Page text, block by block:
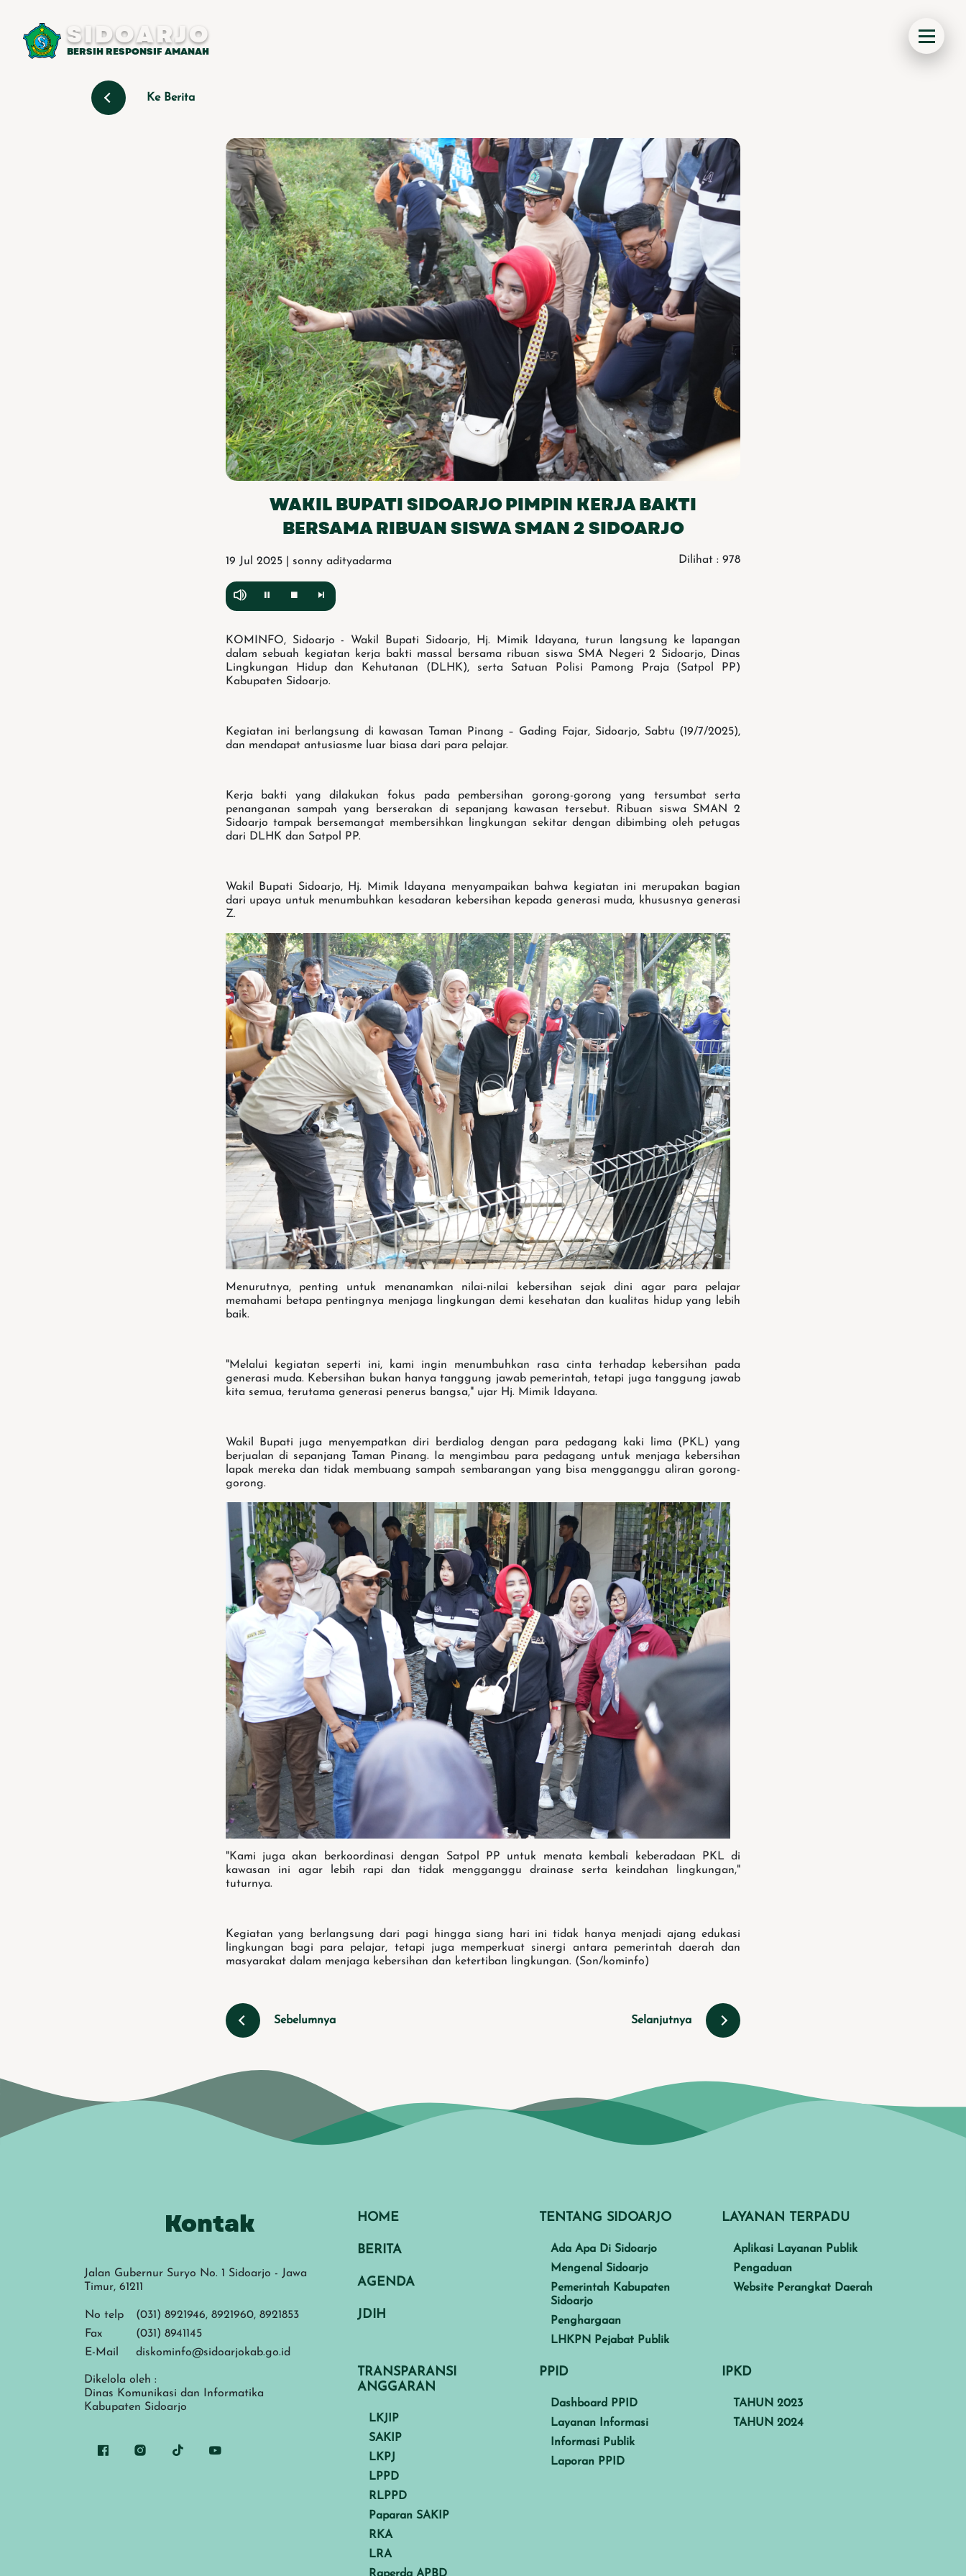
SIDOARJO
BERSIH RESPONSIF AMANAH
Ke Berita
WAKIL BUPATI SIDOARJO PIMPIN KERJA BAKTI
BERSAMA RIBUAN SISWA SMAN 2 SIDOARJO
19 Jul 2025 | sonny adityadarma Dilihat : 978
KOMINFO, Sidoarjo - Wakil Bupati Sidoarjo, Hj. Mimik Idayana, turun langsung ke lapangan
dalam sebuah kegiatan kerja bakti massal bersama ribuan siswa SMA Negeri 2 Sidoarjo, Dinas
Lingkungan Hidup dan Kehutanan (DLHK), serta Satuan Polisi Pamong Praja (Satpol PP)
Kabupaten Sidoarjo.
Kegiatan ini berlangsung di kawasan Taman Pinang – Gading Fajar, Sidoarjo, Sabtu (19/7/2025),
dan mendapat antusiasme luar biasa dari para pelajar.
Kerja bakti yang dilakukan fokus pada pembersihan gorong-gorong yang tersumbat serta
penanganan sampah yang berserakan di sepanjang kawasan tersebut. Ribuan siswa SMAN 2
Sidoarjo tampak bersemangat membersihkan lingkungan sekitar dengan dibimbing oleh petugas
dari DLHK dan Satpol PP.
Wakil Bupati Sidoarjo, Hj. Mimik Idayana menyampaikan bahwa kegiatan ini merupakan bagian
dari upaya untuk menumbuhkan kesadaran kebersihan kepada generasi muda, khususnya generasi
Z.
Menurutnya, penting untuk menanamkan nilai-nilai kebersihan sejak dini agar para pelajar
memahami betapa pentingnya menjaga lingkungan demi kesehatan dan kualitas hidup yang lebih
baik.
"Melalui kegiatan seperti ini, kami ingin menumbuhkan rasa cinta terhadap kebersihan pada
generasi muda. Kebersihan bukan hanya tanggung jawab pemerintah, tetapi juga tanggung jawab
kita semua, terutama generasi penerus bangsa," ujar Hj. Mimik Idayana.
Wakil Bupati juga menyempatkan diri berdialog dengan para pedagang kaki lima (PKL) yang
berjualan di sepanjang Taman Pinang. Ia mengimbau para pedagang untuk menjaga kebersihan
lapak mereka dan tidak membuang sampah sembarangan yang bisa mengganggu aliran gorong-
gorong.
"Kami juga akan berkoordinasi dengan Satpol PP untuk menata kembali keberadaan PKL di
kawasan ini agar lebih rapi dan tidak mengganggu drainase serta keindahan lingkungan,"
tuturnya.
Kegiatan yang berlangsung dari pagi hingga siang hari ini tidak hanya menjadi ajang edukasi
lingkungan bagi para pelajar, tetapi juga memperkuat sinergi antara pemerintah daerah dan
masyarakat dalam menjaga kebersihan dan ketertiban lingkungan. (Son/kominfo)
Sebelumnya Selanjutnya
Kontak
Jalan Gubernur Suryo No. 1 Sidoarjo - Jawa
Timur, 61211
No telp
(031) 8921946, 8921960, 8921853
Fax
(031) 8941145
E-Mail
diskominfo@sidoarjokab.go.id
Dikelola oleh :
Dinas Komunikasi dan Informatika
Kabupaten Sidoarjo
HOME
BERITA
AGENDA
JDIH
TENTANG SIDOARJO
Ada Apa Di Sidoarjo
Mengenal Sidoarjo
Pemerintah Kabupaten
Sidoarjo
Penghargaan
LHKPN Pejabat Publik
LAYANAN TERPADU
Aplikasi Layanan Publik
Pengaduan
Website Perangkat Daerah
TRANSPARANSI
ANGGARAN
LKJIP
SAKIP
LKPJ
LPPD
RLPPD
Paparan SAKIP
RKA
LRA
PPID
Dashboard PPID
Layanan Informasi
Informasi Publik
Laporan PPID
IPKD
TAHUN 2023
TAHUN 2024